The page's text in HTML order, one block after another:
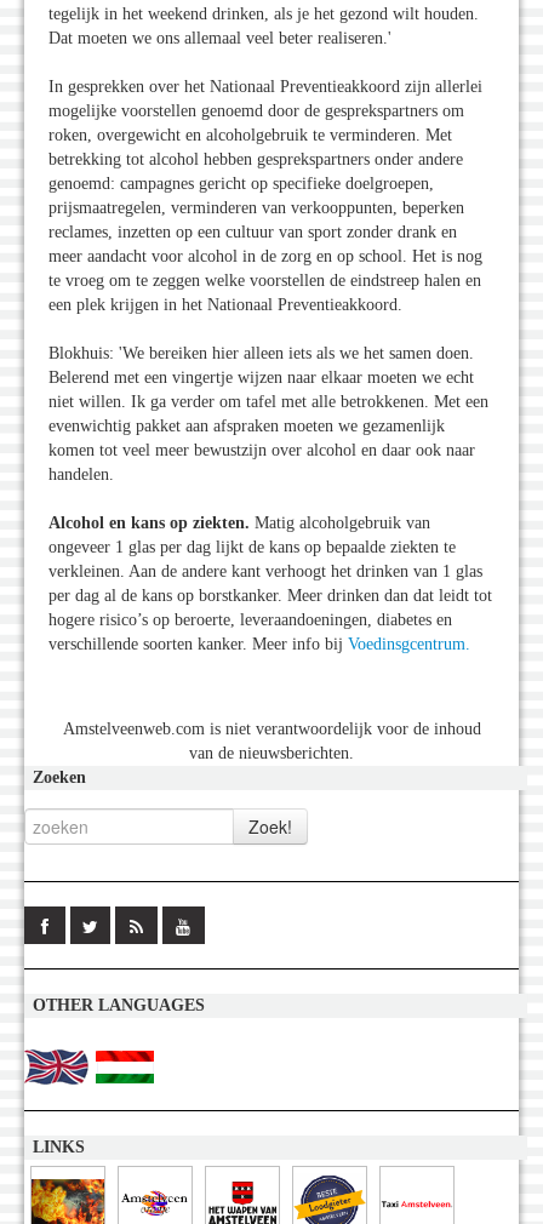
tegelijk in het weekend drinken, als je het gezond wilt houden.
Dat moeten we ons allemaal veel beter realiseren.'
In gesprekken over het Nationaal Preventieakkoord zijn allerlei
mogelijke voorstellen genoemd door de gesprekspartners om
roken, overgewicht en alcoholgebruik te verminderen. Met
betrekking tot alcohol hebben gesprekspartners onder andere
genoemd: campagnes gericht op specifieke doelgroepen,
prijsmaatregelen, verminderen van verkooppunten, beperken
reclames, inzetten op een cultuur van sport zonder drank en
meer aandacht voor alcohol in de zorg en op school. Het is nog
te vroeg om te zeggen welke voorstellen de eindstreep halen en
een plek krijgen in het Nationaal Preventieakkoord.
Blokhuis: 'We bereiken hier alleen iets als we het samen doen.
Belerend met een vingertje wijzen naar elkaar moeten we echt
niet willen. Ik ga verder om tafel met alle betrokkenen. Met een
evenwichtig pakket aan afspraken moeten we gezamenlijk
komen tot veel meer bewustzijn over alcohol en daar ook naar
handelen.
Alcohol en kans op ziekten. Matig alcoholgebruik van
ongeveer 1 glas per dag lijkt de kans op bepaalde ziekten te
verkleinen. Aan de andere kant verhoogt het drinken van 1 glas
per dag al de kans op borstkanker. Meer drinken dan dat leidt tot
hogere risico’s op beroerte, leveraandoeningen, diabetes en
verschillende soorten kanker. Meer info bij Voedinsgcentrum.
Amstelveenweb.com is niet verantwoordelijk voor de inhoud
van de nieuwsberichten.
Zoeken
OTHER LANGUAGES
LINKS